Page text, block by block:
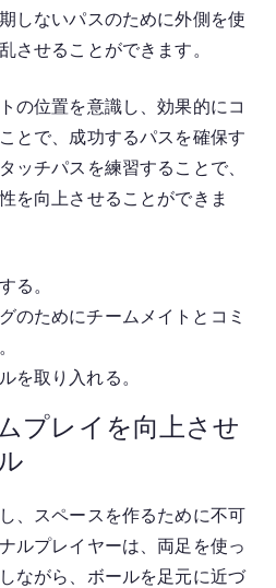
しないパスのために外側を使
させることができます。
の位置を意識し、効果的にコ
とで、成功するパスを確保す
ッチパスを練習することで、
を向上させることができま
る。
のためにチームメイトとコミ
を取り入れる。
プレイを向上させ
、スペースを作るために不可
ルプレイヤーは、両足を使っ
ながら、ボールを足元に近づ